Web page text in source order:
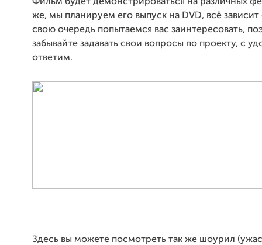
же, мы планируем его выпуск на DVD, всё
свою очередь попытаемся вас заинтересовать,
забывайте задавать свои вопросы по проекту, с
ответим.
Здесь вы можете посмотреть так же шоурил